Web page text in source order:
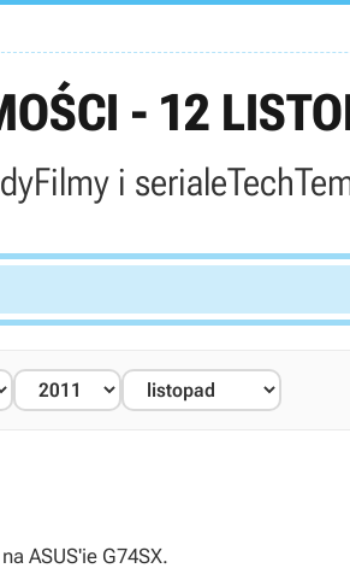
- 12
Filmy i serialeTech
ASUS'ie G74SX.